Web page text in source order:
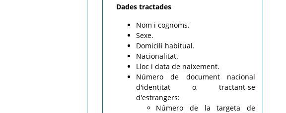
Dades tractades
Nom i cognoms.
Sexe.
Domicili habitual.
Nacionalitat.
Lloc i data de naixement.
Número de document nacional
d'identitat o, tractant-se
d'estrangers:
Número de la targeta de